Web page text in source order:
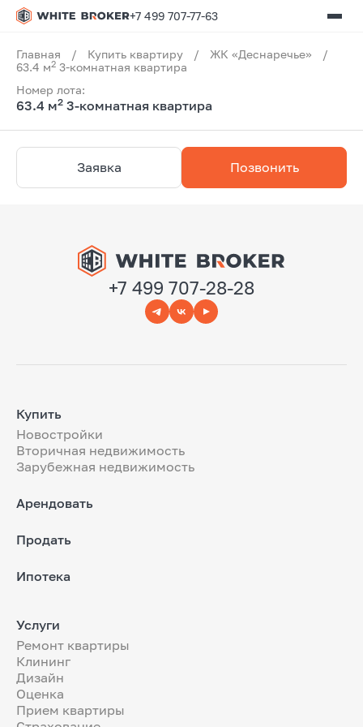
+7 499 707-77-63
Главная / Купить квартиру / ЖК «Деснаречье»
/
63.4 м2 3-комнатная квартира
Номер лота:
63.4 м2 3-комнатная квартира
Заявка Позвонить
+7 499 707-28-28
Купить
Новостройки
Вторичная недвижимость
Зарубежная недвижимость
Арендовать
Продать
Ипотека
Услуги
Ремонт квартиры
Клининг
Дизайн
Оценка
Прием квартиры